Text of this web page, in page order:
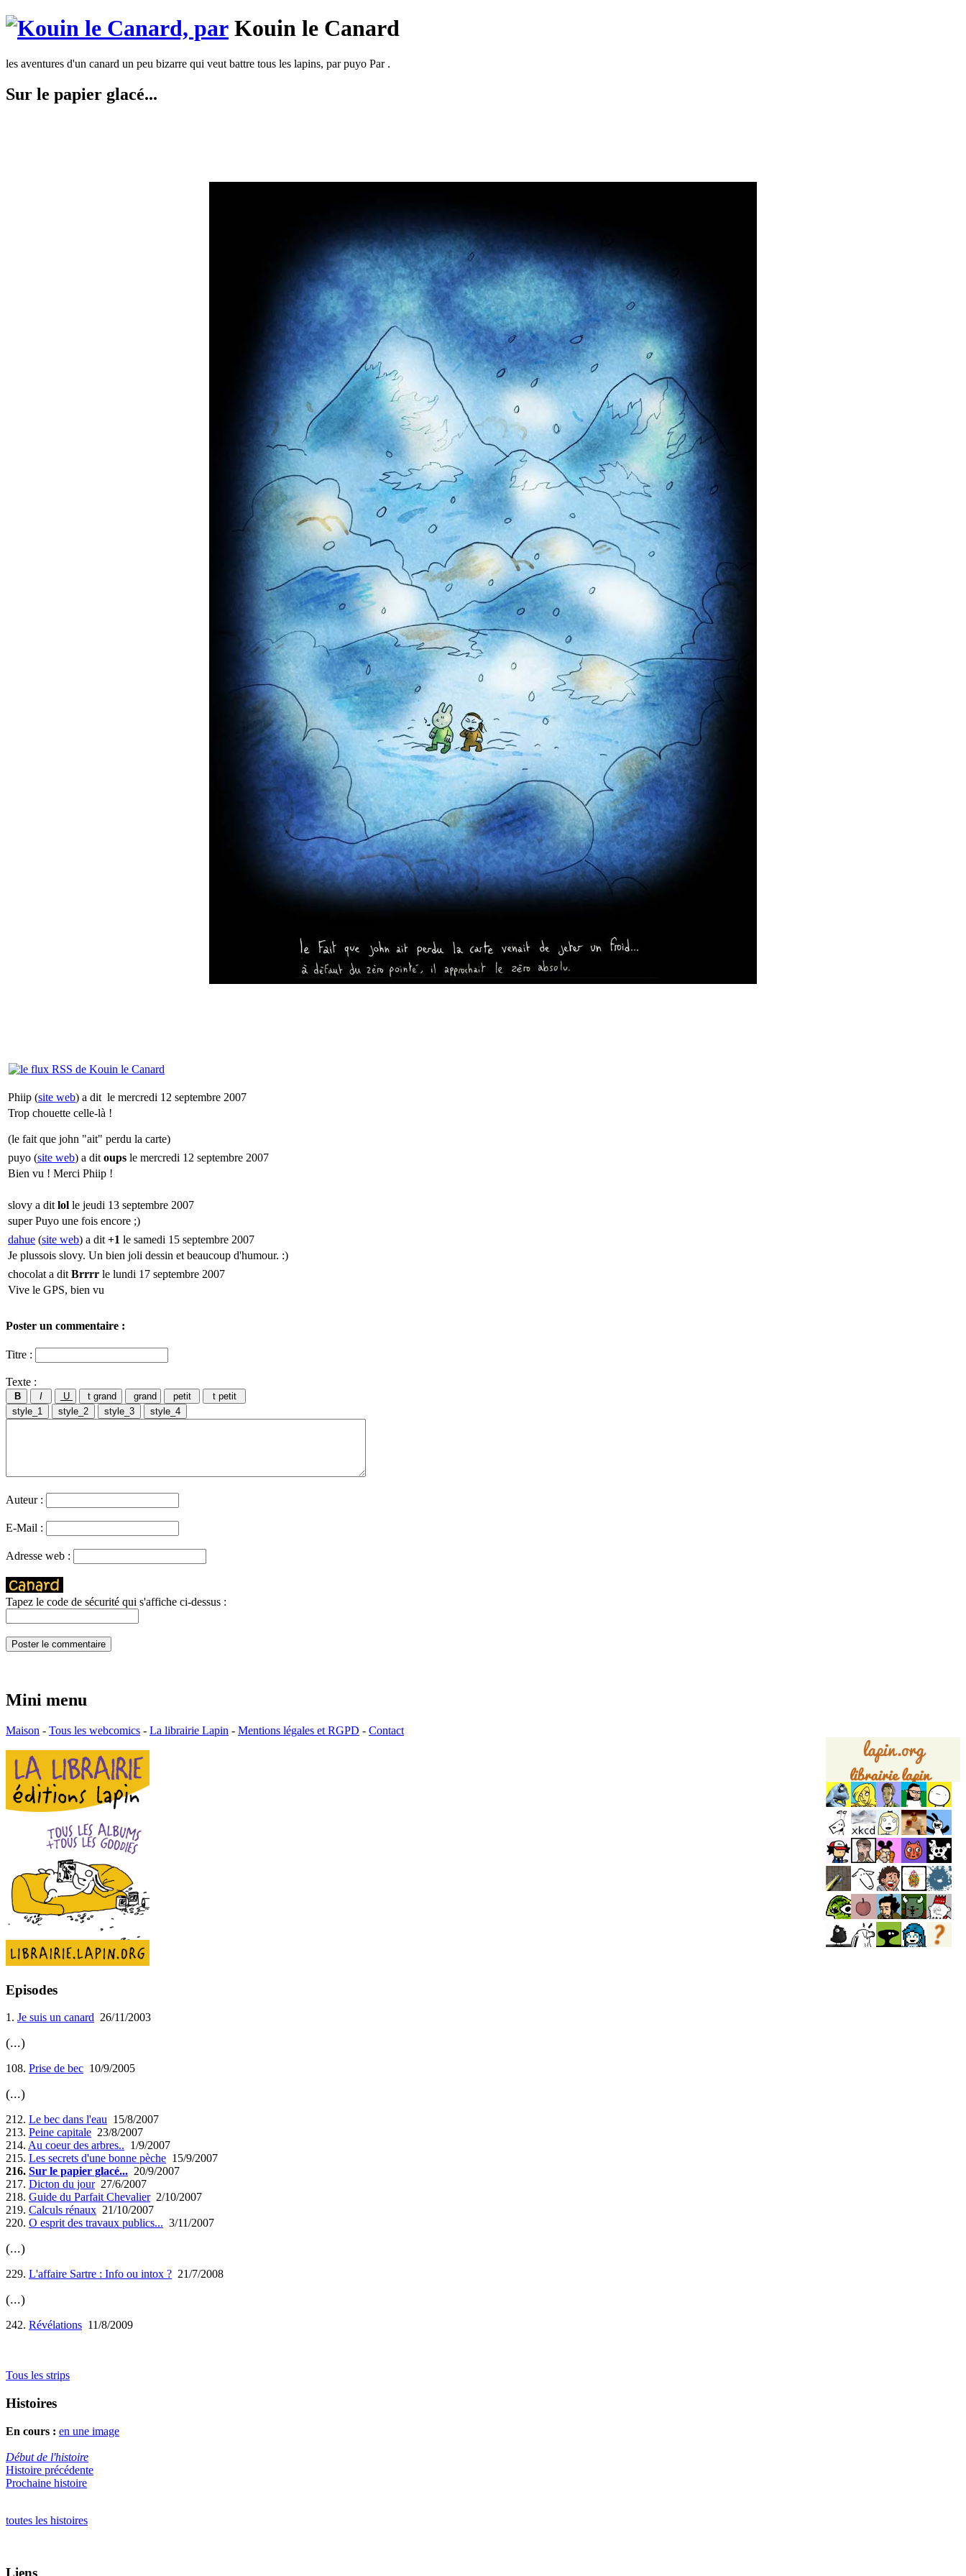
Kouin le Canard
les aventures d'un canard un peu bizarre qui veut battre tous les lapins, par puyo Par .
Sur le papier glacé...
Phiip (site web) a dit le mercredi 12 septembre 2007
Trop chouette celle-là !
(le fait que john "ait" perdu la carte)
puyo (site web) a dit oups le mercredi 12 septembre 2007
Bien vu ! Merci Phiip !
slovy a dit lol le jeudi 13 septembre 2007
super Puyo une fois encore ;)
dahue (site web) a dit +1 le samedi 15 septembre 2007
Je plussois slovy. Un bien joli dessin et beaucoup d'humour. :)
chocolat a dit Brrrr le lundi 17 septembre 2007
Vive le GPS, bien vu
Poster un commentaire :
Titre :
Texte :
Auteur :
E-Mail :
Adresse web :
Tapez le code de sécurité qui s'affiche ci-dessus :
Mini menu
Maison - Tous les webcomics - La librairie Lapin - Mentions légales et RGPD - Contact
Episodes
1. Je suis un canard 26/11/2003
(...)
108. Prise de bec 10/9/2005
(...)
212. Le bec dans l'eau 15/8/2007
213. Peine capitale 23/8/2007
214. Au coeur des arbres.. 1/9/2007
215. Les secrets d'une bonne pèche 15/9/2007
216. Sur le papier glacé... 20/9/2007
217. Dicton du jour27/6/2007
218. Guide du Parfait Chevalier2/10/2007
219. Calculs rénaux 21/10/2007
220. O esprit des travaux publics... 3/11/2007
(...)
229. L'affaire Sartre : Info ou intox ? 21/7/2008
(...)
242. Révélations 11/8/2009
Tous les strips
Histoires
En cours : en une image
Début de l'histoire
Histoire précédente
Prochaine histoire
toutes les histoires
Liens